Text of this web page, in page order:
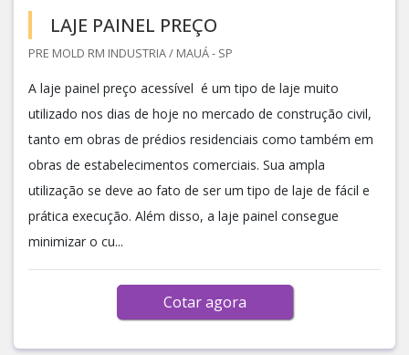
LAJE PAINEL PREÇO
PRE MOLD RM INDUSTRIA / MAUÁ - SP
A laje painel preço acessível é um tipo de laje muito
utilizado nos dias de hoje no mercado de construção civil,
tanto em obras de prédios residenciais como também em
obras de estabelecimentos comerciais. Sua ampla
utilização se deve ao fato de ser um tipo de laje de fácil e
prática execução. Além disso, a laje painel consegue
minimizar o cu...
Cotar agora